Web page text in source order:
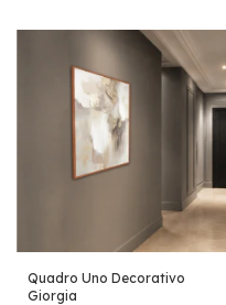
Quadro Uno Decorativo
Giorgia